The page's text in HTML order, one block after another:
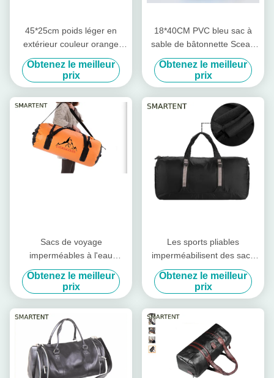
45*25cm poids léger en
extérieur couleur orange
imperméable enduit en
polyester en fût Oxford sacs
de voyage
Obtenez le meilleur
prix
18*40CM PVC bleu sac à
sable de bâtonnette Sceau
de camping Beach Rafting à
bord Sac à tuyaux étanche à
l'eau léger 5L - 30L avec
sangle
Obtenez le meilleur
prix
Sacs de voyage
imperméables à l'eau
orange de 60L 600D sac de
sport
Obtenez le meilleur
prix
Les sports pliables
imperméabilisent des sacs
de voyage baladent le nylon
résistant Hangbag de larme
Obtenez le meilleur
prix